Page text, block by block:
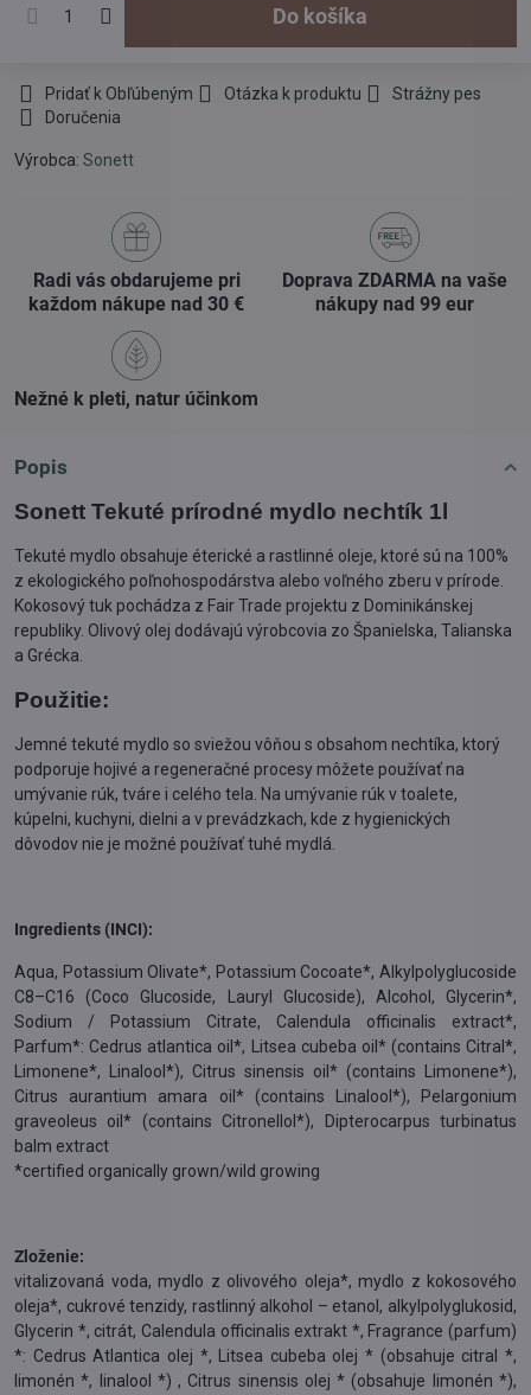
Do košíka
Pridať k Obľúbeným Otázka k produktu
Strážny pes
Doručenia
Výrobca: Sonett
Radi vás obdarujeme pri
každom nákupe nad 30 €
Doprava ZDARMA na vaše
nákupy nad 99 eur
Nežné k pleti, natur účinkom
Popis
Sonett Tekuté prírodné mydlo nechtík 1l
Tekuté mydlo obsahuje éterické a rastlinné oleje, ktoré sú na 100%
z ekologického poľnohospodárstva alebo voľného zberu v prírode.
Kokosový tuk pochádza z Fair Trade projektu z Dominikánskej
republiky. Olivový olej dodávajú výrobcovia zo Španielska, Talianska
a Grécka.
Použitie:
Jemné tekuté mydlo so sviežou vôňou s obsahom nechtíka, ktorý
podporuje hojivé a regeneračné procesy môžete používať na
umývanie rúk, tváre i celého tela. Na umývanie rúk v toalete,
kúpelni, kuchyni, dielni a v prevádzkach, kde z hygienických
dôvodov nie je možné používať tuhé mydlá.
Ingredients (INCI):
Aqua, Potassium Olivate*, Potassium Cocoate*, Alkylpolyglucoside
C8–C16 (Coco Glucoside, Lauryl Glucoside), Alcohol, Glycerin*,
Sodium / Potassium Citrate, Calendula officinalis extract*,
Parfum*: Cedrus atlantica oil*, Litsea cubeba oil* (contains Citral*,
Limonene*, Linalool*), Citrus sinensis oil* (contains Limonene*),
Citrus aurantium amara oil* (contains Linalool*), Pelargonium
graveoleus oil* (contains Citronellol*), Dipterocarpus turbinatus
balm extract
*certified organically grown/wild growing
Zloženie:
vitalizovaná voda, mydlo z olivového oleja*, mydlo z kokosového
oleja*, cukrové tenzidy, rastlinný alkohol – etanol, alkylpolyglukosid,
Glycerin *, citrát, Calendula officinalis extrakt *, Fragrance (parfum)
*: Cedrus Atlantica olej *, Litsea cubeba olej * (obsahuje citral *,
limonén *, linalool *) , Citrus sinensis olej * (obsahuje limonén *),